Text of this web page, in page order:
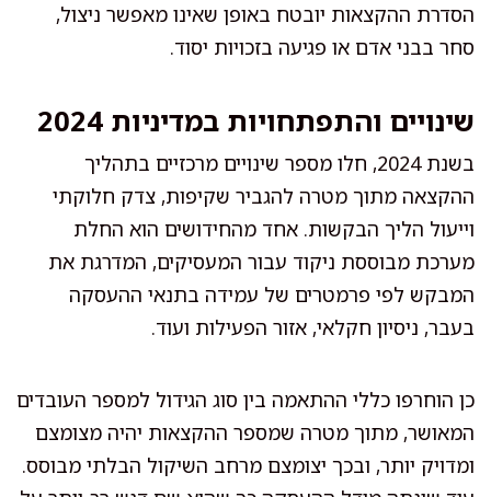
הסדרת ההקצאות יובטח באופן שאינו מאפשר ניצול,
סחר בבני אדם או פגיעה בזכויות יסוד.
שינויים והתפתחויות במדיניות 2024
בשנת 2024, חלו מספר שינויים מרכזיים בתהליך
ההקצאה מתוך מטרה להגביר שקיפות, צדק חלוקתי
וייעול הליך הבקשות. אחד מהחידושים הוא החלת
מערכת מבוססת ניקוד עבור המעסיקים, המדרגת את
המבקש לפי פרמטרים של עמידה בתנאי ההעסקה
בעבר, ניסיון חקלאי, אזור הפעילות ועוד.
כן הוחרפו כללי ההתאמה בין סוג הגידול למספר העובדים
המאושר, מתוך מטרה שמספר ההקצאות יהיה מצומצם
ומדויק יותר, ובכך יצומצם מרחב השיקול הבלתי מבוסס.